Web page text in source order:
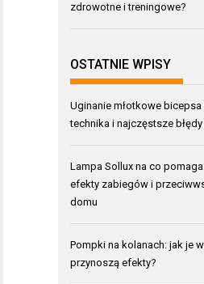
zdrowotne i treningowe?
OSTATNIE WPISY
Uginanie młotkowe bicepsa
technika i najczęstsze błędy
Lampa Sollux na co
efekty zabiegów i
domu
Pompki na kolanach: jak je
przynoszą efekty?